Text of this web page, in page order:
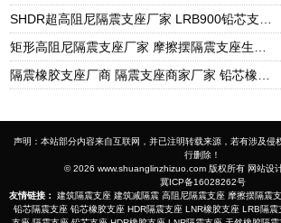
SHDR超高阻尼隔震支座厂家 LRB900铅芯支座厂家电话 建筑铅芯橡胶减隔震支座厂家
矩形高阻尼隔震支座厂家 摩擦摆隔震支座生产厂家 LRB700隔震支座价格
隔震橡胶支座厂商 隔震支座商家厂家 铅芯橡胶抗震支座源头工厂
声明：本站部分内容来自互联网，并已注明转载来源，若有涉及
行删除！
© 2026 www.shuanglinzhizuo.com 版权所有 网站设
冀ICP备16028262号
友情链接：
建筑隔震支座 建筑减隔震 高阻尼隔震支座 摩擦摆隔震
铅芯隔震支座 铅芯橡胶支座 HDR隔震支座 LNR橡胶支座 LRB隔震